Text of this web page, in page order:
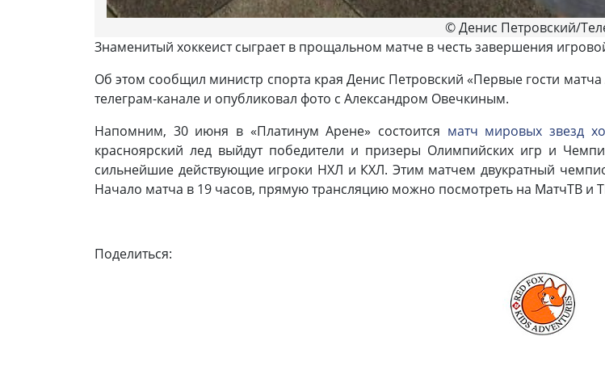
© Денис Петровский/
Знаменитый хоккеист сыграет в прощальном матче в честь завершения
Об этом сообщил министр спорта края Денис Петровский «Первые гости
телеграм-канале и опубликовал фото с Александром Овечкиным.
Напомним, 30 июня в «Платинум Арене» состоится матч мировых звезд
красноярский лед выйдут победители и призеры Олимпийских игр и
сильнейшие действующие игроки НХЛ и КХЛ. Этим матчем двукратный
Начало матча в 19 часов, прямую трансляцию можно посмотреть на МатчТВ и
Поделиться: